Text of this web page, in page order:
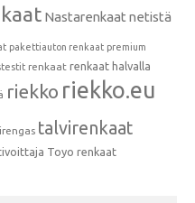
Nastarenkaat netistä
pakettiauton renkaat premium
renkaat renkaat halvalla
riekko riekko.eu
talvirenkaat
Toyo renkaat